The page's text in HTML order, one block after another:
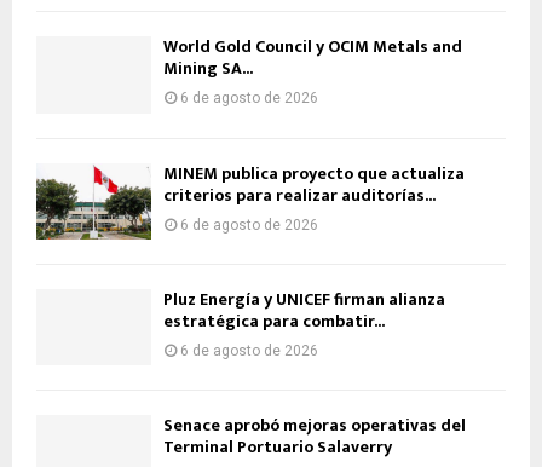
World Gold Council y OCIM Metals and
Mining SA...
6 de agosto de 2026
MINEM publica proyecto que actualiza
criterios para realizar auditorías...
6 de agosto de 2026
Pluz Energía y UNICEF firman alianza
estratégica para combatir...
6 de agosto de 2026
Senace aprobó mejoras operativas del
Terminal Portuario Salaverry